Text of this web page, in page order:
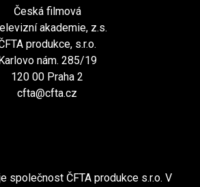
Česká filmová
akademie, z.s.
produkce, s.r.o.
nám. 285/19
120 00 Praha 2
cfta@cfta.cz
společnost ČFTA produkce s.r.o. V